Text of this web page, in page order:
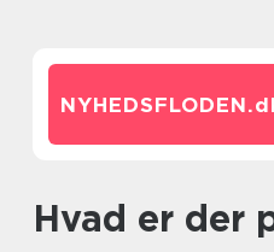
NYHEDSFLODEN.
Hvad er